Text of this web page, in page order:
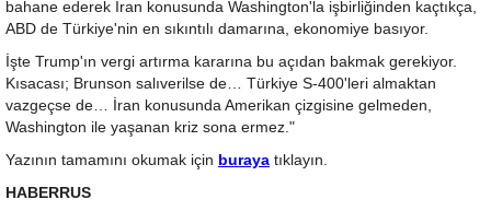
bahane ederek İran konusunda Washington'la işbirliğinden kaçtıkça,
ABD de Türkiye'nin en sıkıntılı damarına, ekonomiye basıyor.
İşte Trump'ın vergi artırma kararına bu açıdan bakmak gerekiyor.
Kısacası; Brunson salıverilse de… Türkiye S-400'leri almaktan
vazgeçse de… İran konusunda Amerikan çizgisine gelmeden,
Washington ile yaşanan kriz sona ermez."
Yazının tamamını okumak için buraya tıklayın.
HABERRUS